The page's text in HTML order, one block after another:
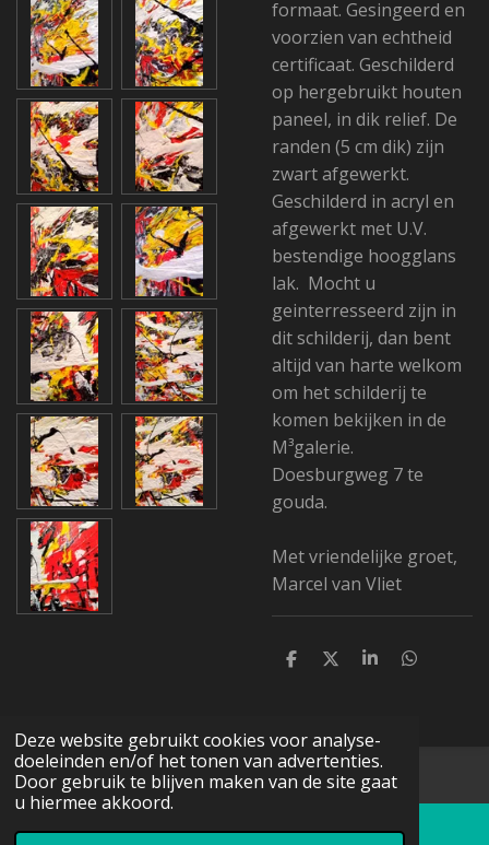
Deze website gebruikt cookies voor analyse-
doeleinden en/of het tonen van advertenties.
Door gebruik te blijven maken van de site gaat
u hiermee akkoord.
formaat. Gesingeerd en
voorzien van echtheid
certificaat. Geschilderd
op hergebruikt houten
paneel, in dik relief. De
randen (5 cm dik) zijn
zwart afgewerkt.
Geschilderd in acryl en
afgewerkt met U.V.
bestendige hoogglans
lak. Mocht u
geinterresseerd zijn in
dit schilderij, dan bent
altijd van harte welkom
om het schilderij te
komen bekijken in de
M³galerie.
Doesburgweg 7 te
gouda.
Met vriendelijke groet,
Marcel van Vliet
D
n
D
S
e
D
© 2016 - 2026 Schildermarcievabstract.nl